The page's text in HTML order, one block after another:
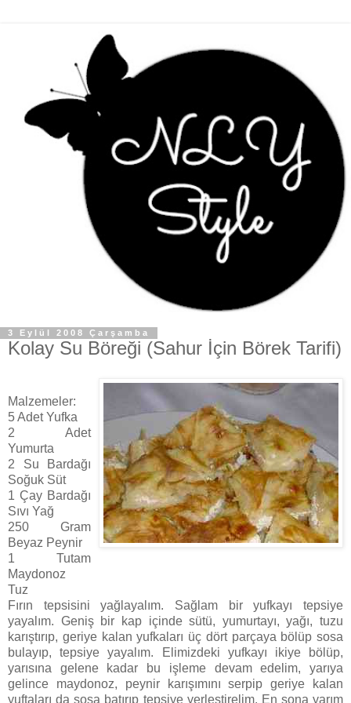
3 Eylül 2008 Çarşamba
Kolay Su Böreği (Sahur İçin Börek Tarifi)
Malzemeler:
5 Adet Yufka
2 Adet
Yumurta
2 Su Bardağı
Soğuk Süt
1 Çay Bardağı
Sıvı Yağ
250 Gram
Beyaz Peynir
1 Tutam
Maydonoz
Tuz
Fırın tepsisini yağlayalım. Sağlam bir yufkayı tepsiye
yayalım. Geniş bir kap içinde sütü, yumurtayı, yağı, tuzu
karıştırıp, geriye kalan yufkaları üç dört parçaya bölüp sosa
bulayıp, tepsiye yayalım. Elimizdeki yufkayı ikiye bölüp,
yarısına gelene kadar bu işleme devam edelim, yarıya
gelince maydonoz, peynir karışımını serpip geriye kalan
yuftaları da sosa batırıp tepsiye yerleştirelim. En sona yarım